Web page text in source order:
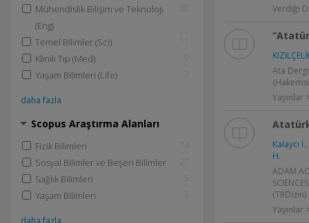
Mühendislik Bilişim ve Teknoloji
(Eng)
Temel Bilimler (Sci)
Klinik Tıp (Med)
Yaşam Bilimleri (Life)
daha fazla
Scopus Araştırma Alanları
Fizik Bilimleri
Sosyal Bilimler ve Beşeri Bilimler
Sağlık Bilimleri
Yaşam Bilimleri
daha fazla
Verdiği
Ata
Yayınlar
Kalaycı İ.,
H.
ADAM
(TRDizin)
Yayınlar